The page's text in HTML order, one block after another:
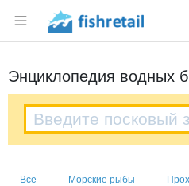
Раздел навигации
Энциклопедия водных
Все Морские рыбы